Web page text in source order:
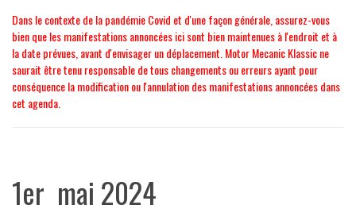
Dans le contexte de la pandémie Covid et d'une façon générale, assurez-vous
bien que les manifestations annoncées ici sont bien maintenues à l'endroit et à
la date prévues, avant d'envisager un déplacement. Motor Mecanic Klassic ne
saurait être tenu responsable de tous changements ou erreurs ayant pour
conséquence la modification ou l'annulation des manifestations annoncées dans
cet agenda.
1er mai 2024